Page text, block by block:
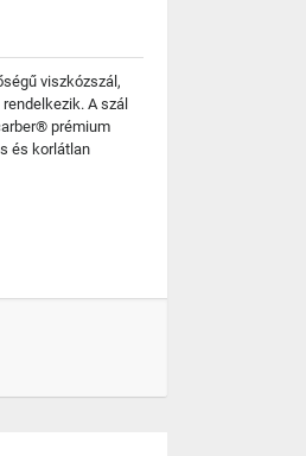
viszkózszál,
A szál
prémium
és korlátlan